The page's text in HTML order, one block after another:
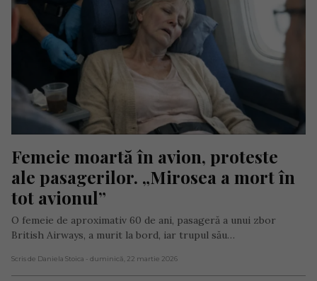
Femeie moartă în avion, proteste
ale pasagerilor. „Mirosea a mort în
tot avionul”
O femeie de aproximativ 60 de ani, pasageră a unui zbor
British Airways, a murit la bord, iar trupul său…
Scris de Daniela Stoica - duminică, 22 martie 2026